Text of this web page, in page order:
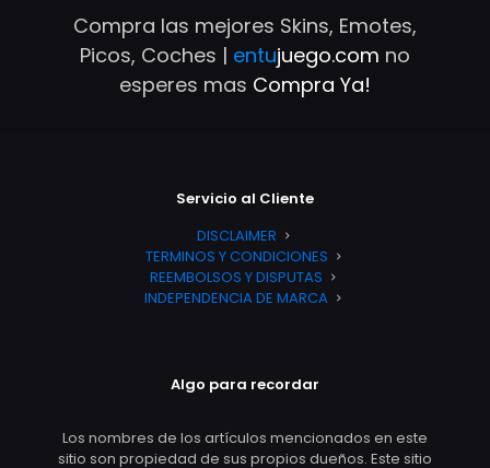
Compra las mejores Skins, Emotes,
Picos, Coches | entujuego.com no
esperes mas Compra Ya!
Servicio al Cliente
DISCLAIMER
TERMINOS Y CONDICIONES
REEMBOLSOS Y DISPUTAS
INDEPENDENCIA DE MARCA
Algo para recordar
Los nombres de los artículos mencionados en este
sitio son propiedad de sus propios dueños. Este sitio